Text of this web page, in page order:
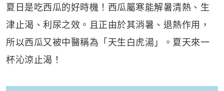
夏日是吃西瓜的好時機！西瓜屬寒能解暑清熱、生
津止渴、利尿之效。且正由於其消暑、退熱作用，
所以西瓜又被中醫稱為「天生白虎湯」。夏天來一
杯沁涼止渴！